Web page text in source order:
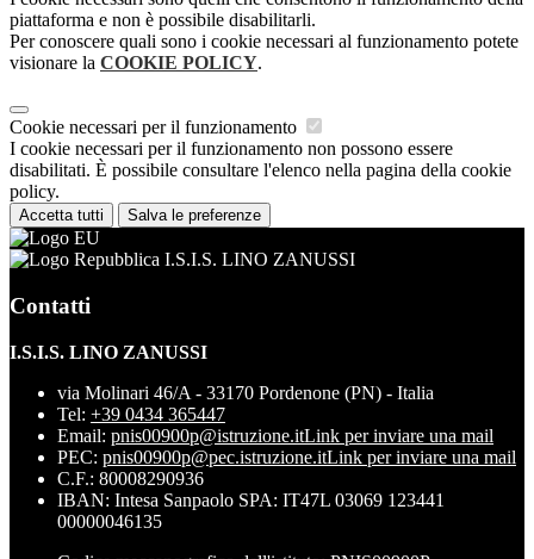
piattaforma e non è possibile disabilitarli.
Per conoscere quali sono i cookie necessari al funzionamento potete
visionare la COOKIE POLICY.
Cookie necessari per il funzionamento
I cookie necessari per il funzionamento non possono essere
disabilitati. È possibile consultare l'elenco nella pagina della cookie
policy.
Accetta tutti Salva le preferenze
I.S.I.S. LINO ZANUSSI
Contatti
I.S.I.S. LINO ZANUSSI
via Molinari 46/A - 33170 Pordenone (PN) - Italia
Tel: +39 0434 365447
Email: pnis00900p@istruzione.itLink per inviare una mail
PEC: pnis00900p@pec.istruzione.itLink per inviare una mail
C.F.: 80008290936
IBAN: Intesa Sanpaolo SPA: IT47L 03069 123441
00000046135